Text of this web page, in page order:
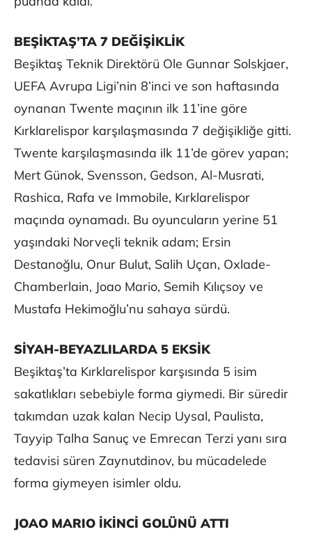
BEŞİKTAŞ’TA 7 DEĞİŞİKLİK
Beşiktaş Teknik Direktörü Ole Gunnar Solskjaer,
UEFA Avrupa Ligi’nin 8’inci ve son haftasında
oynanan Twente maçının ilk 11’ine göre
Kırklarelispor karşılaşmasında 7 değişikliğe gitti.
Twente karşılaşmasında ilk 11’de görev yapan;
Mert Günok, Svensson, Gedson, Al-Musrati,
Rashica, Rafa ve Immobile, Kırklarelispor
maçında oynamadı. Bu oyuncuların yerine 51
yaşındaki Norveçli teknik adam; Ersin
Destanoğlu, Onur Bulut, Salih Uçan, Oxlade-
Chamberlain, Joao Mario, Semih Kılıçsoy ve
Mustafa Hekimoğlu’nu sahaya sürdü.
SİYAH-BEYAZLILARDA 5 EKSİK
Beşiktaş’ta Kırklarelispor karşısında 5 isim
sakatlıkları sebebiyle forma giymedi. Bir süredir
takımdan uzak kalan Necip Uysal, Paulista,
Tayyip Talha Sanuç ve Emrecan Terzi yanı sıra
tedavisi süren Zaynutdinov, bu mücadelede
forma giymeyen isimler oldu.
JOAO MARIO İKİNCİ GOLÜNÜ ATTI